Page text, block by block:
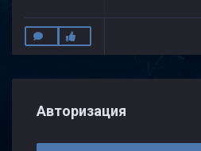
Авторизация